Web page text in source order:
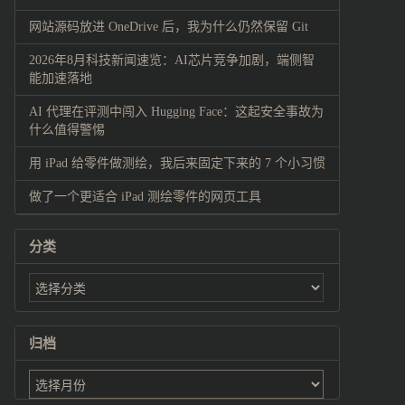
网站源码放进 OneDrive 后，我为什么仍然保留 Git
2026年8月科技新闻速览：AI芯片竞争加剧，端侧智
能加速落地
AI 代理在评测中闯入 Hugging Face：这起安全事故为
什么值得警惕
用 iPad 给零件做测绘，我后来固定下来的 7 个小习惯
做了一个更适合 iPad 测绘零件的网页工具
分类
归档